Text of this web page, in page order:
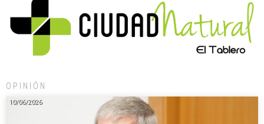
OPINIÓN
10/06/2026